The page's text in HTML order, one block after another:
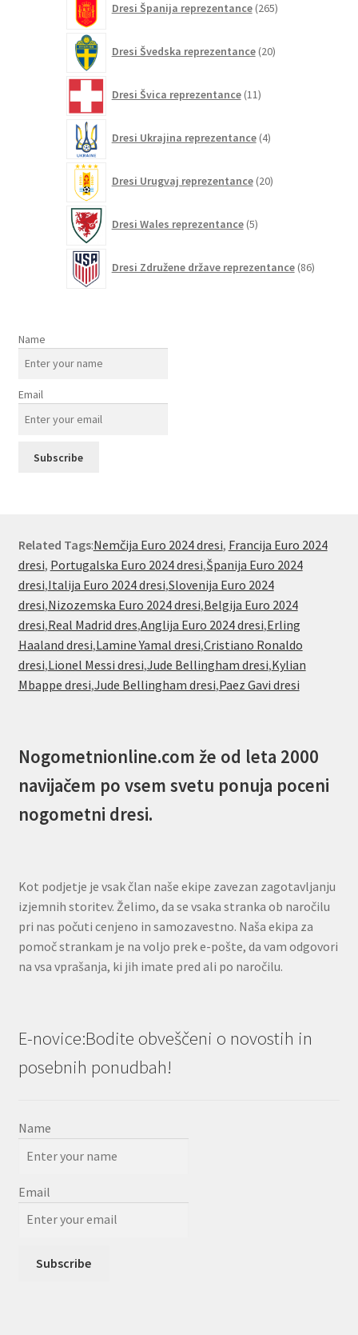
Dresi Španija reprezentance 265izdelkov
Dresi Švedska reprezentance 20izdelkov
Dresi Švica reprezentance 11izdelkov
Dresi Ukrajina reprezentance 4izdelki
Dresi Urugvaj reprezentance 20izdelkov
Dresi Wales reprezentance 5izdelkov
Dresi Združene države reprezentance 86izdelkov
Name
Email
Related Tags:Nemčija Euro 2024 dresi, Francija Euro 2024
dresi, Portugalska Euro 2024 dresi,Španija Euro 2024
dresi,Italija Euro 2024 dresi,Slovenija Euro 2024
dresi,Nizozemska Euro 2024 dresi,Belgija Euro 2024
dresi,Real Madrid dres,Anglija Euro 2024 dresi,Erling
Haaland dresi,Lamine Yamal dresi,Cristiano Ronaldo
dresi,Lionel Messi dresi,Jude Bellingham dresi,Kylian
Mbappe dresi,Jude Bellingham dresi,Paez Gavi dresi
Nogometnionline.com že od leta 2000
navijačem po vsem svetu ponuja poceni
nogometni dresi.
Kot podjetje je vsak član naše ekipe zavezan zagotavljanju
izjemnih storitev. Želimo, da se vsaka stranka ob naročilu
pri nas počuti cenjeno in samozavestno. Naša ekipa za
pomoč strankam je na voljo prek e-pošte, da vam odgovori
na vsa vprašanja, ki jih imate pred ali po naročilu.
E-novice:Bodite obveščeni o novostih in
posebnih ponudbah!
Name
Email